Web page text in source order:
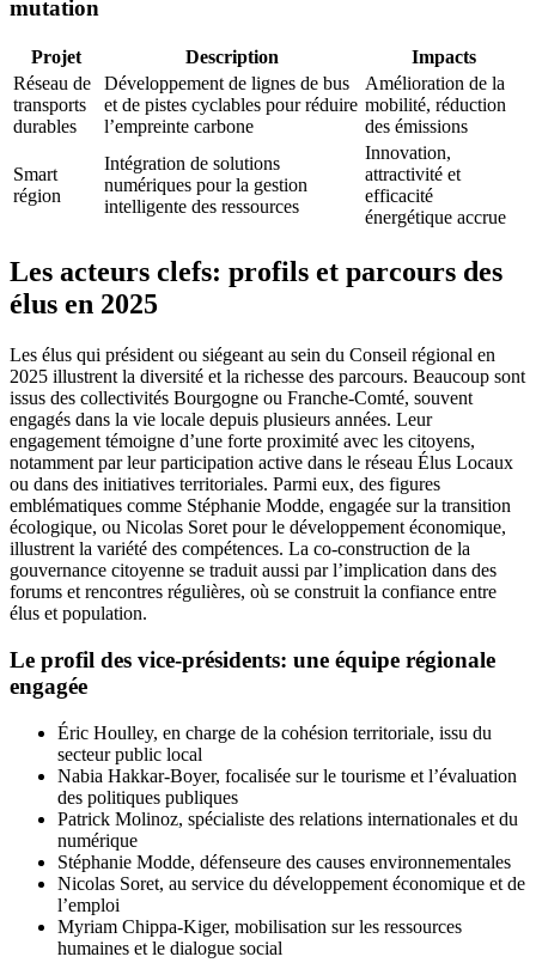
mutation
Projet Description
Impacts
Réseau de
transports
durables
Développement de lignes de bus
et de pistes cyclables pour réduire
l’empreinte carbone
Amélioration de la
mobilité, réduction
des émissions
Smart
région
Intégration de solutions
numériques pour la gestion
intelligente des ressources
Innovation,
attractivité et
efficacité
énergétique accrue
Les acteurs clefs: profils et parcours des
élus en 2025
Les élus qui président ou siégeant au sein du Conseil régional en
2025 illustrent la diversité et la richesse des parcours. Beaucoup sont
issus des collectivités Bourgogne ou Franche-Comté, souvent
engagés dans la vie locale depuis plusieurs années. Leur
engagement témoigne d’une forte proximité avec les citoyens,
notamment par leur participation active dans le réseau Élus Locaux
ou dans des initiatives territoriales. Parmi eux, des figures
emblématiques comme Stéphanie Modde, engagée sur la transition
écologique, ou Nicolas Soret pour le développement économique,
illustrent la variété des compétences. La co-construction de la
gouvernance citoyenne se traduit aussi par l’implication dans des
forums et rencontres régulières, où se construit la confiance entre
élus et population.
Le profil des vice-présidents: une équipe régionale
engagée
Éric Houlley, en charge de la cohésion territoriale, issu du
secteur public local
Nabia Hakkar-Boyer, focalisée sur le tourisme et l’évaluation
des politiques publiques
Patrick Molinoz, spécialiste des relations internationales et du
numérique
Stéphanie Modde, défenseure des causes environnementales
Nicolas Soret, au service du développement économique et de
l’emploi
Myriam Chippa-Kiger, mobilisation sur les ressources
humaines et le dialogue social